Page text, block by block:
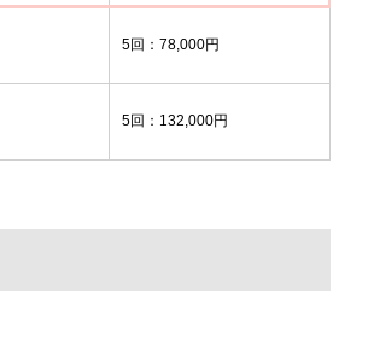
5回：78,000円
5回：132,000円